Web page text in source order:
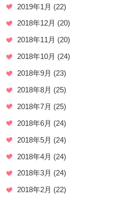
2019年1月 (22)
2018年12月 (20)
2018年11月 (20)
2018年10月 (24)
2018年9月 (23)
2018年8月 (25)
2018年7月 (25)
2018年6月 (24)
2018年5月 (24)
2018年4月 (24)
2018年3月 (24)
2018年2月 (22)